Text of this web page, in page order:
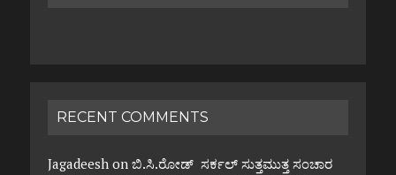
RECENT COMMENTS
Jagadeeshon ಬಿ.ಸಿ.ರೋಡ್ ಸರ್ಕಲ್ ಸುತ್ತಮುತ್ತ ಸಂಚಾರ